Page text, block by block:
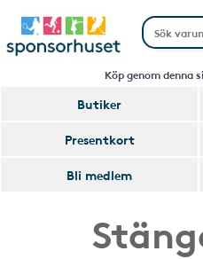
Köp genom denna
Butiker
Presentkort
Bli medlem